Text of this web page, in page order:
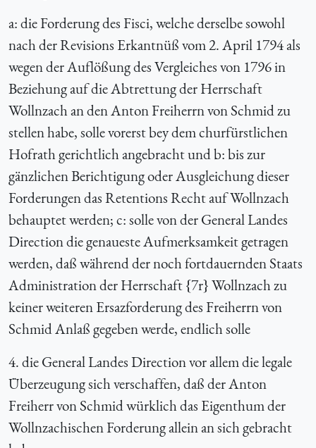
a: die Forderung des Fisci, welche derselbe sowohl
nach der Revisions Erkantnüß vom 2. April 1794 als
wegen der Auflößung des Vergleiches von 1796 in
Beziehung auf die Abtrettung der Herrschaft
Wollnzach an den Anton Freiherrn von Schmid zu
stellen habe, solle vorerst bey dem churfürstlichen
Hofrath gerichtlich angebracht und b: bis zur
gänzlichen Berichtigung oder Ausgleichung dieser
Forderungen das Retentions Recht auf Wollnzach
behauptet werden; c: solle von der General Landes
Direction die genaueste Aufmerksamkeit getragen
werden, daß während der noch fortdauernden Staats
Administration der Herrschaft {7r} Wollnzach zu
keiner weiteren Ersazforderung des Freiherrn von
Schmid Anlaß gegeben werde, endlich solle
4. die General Landes Direction vor allem die legale
Überzeugung sich verschaffen, daß der Anton
Freiherr von Schmid würklich das Eigenthum der
Wollnzachischen Forderung allein an sich gebracht